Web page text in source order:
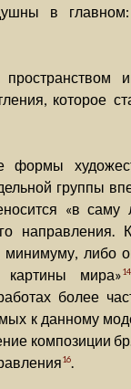
в
которое
формы
группы
«в
либо
картины мира»14
более
к данному
композиции
16.